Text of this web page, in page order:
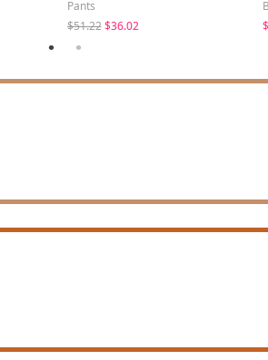
Pants
$51.22 $36.02